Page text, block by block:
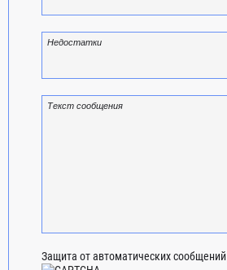
Защита от автоматических сообщений